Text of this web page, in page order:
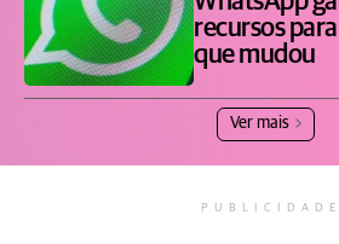
recursos
que mudou
Ver mais
PUBLICIDADE